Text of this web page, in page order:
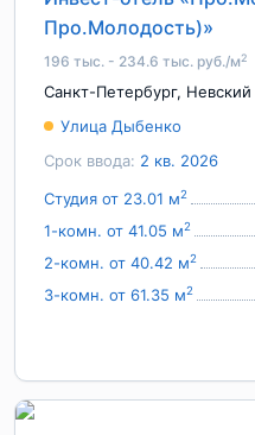
Про.Молодость)»
196 тыс. - 234.6 тыс. руб./м2
Санкт-Петербург, Невский
Срок ввода: 2 кв. 2026
Улица Дыбенко
Студия от 23.01 м2
1-комн. от 41.05 м2
2-комн. от 40.42 м2
3-комн. от 61.35 м2